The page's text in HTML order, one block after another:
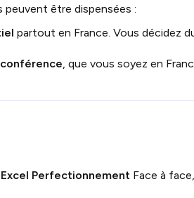
être dispensées :
partout en France. Vous décidez
, que vous soyez en
Excel Perfectionnement Face à